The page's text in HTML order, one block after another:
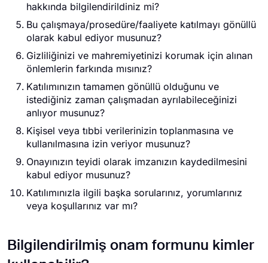
hakkında bilgilendirildiniz mi?
Bu çalışmaya/prosedüre/faaliyete katılmayı gönüllü
olarak kabul ediyor musunuz?
Gizliliğinizi ve mahremiyetinizi korumak için alınan
önlemlerin farkında mısınız?
Katılımınızın tamamen gönüllü olduğunu ve
istediğiniz zaman çalışmadan ayrılabileceğinizi
anlıyor musunuz?
Kişisel veya tıbbi verilerinizin toplanmasına ve
kullanılmasına izin veriyor musunuz?
Onayınızın teyidi olarak imzanızın kaydedilmesini
kabul ediyor musunuz?
Katılımınızla ilgili başka sorularınız, yorumlarınız
veya koşullarınız var mı?
Bilgilendirilmiş onam formunu kimler